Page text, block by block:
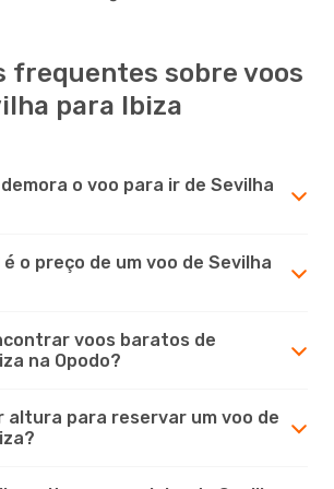
frequentes sobre voos
para Ibiza
o voo para ir de Sevilha
é o preço de um voo de Sevilha
voos baratos de
na Opodo?
altura para reservar um voo de